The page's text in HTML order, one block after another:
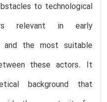
to technological
relevant in early
and the most suitable
these actors. It
background that